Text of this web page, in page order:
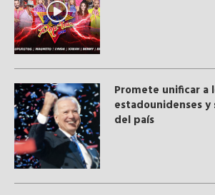
Promete unificar a
estadounidenses y
del país